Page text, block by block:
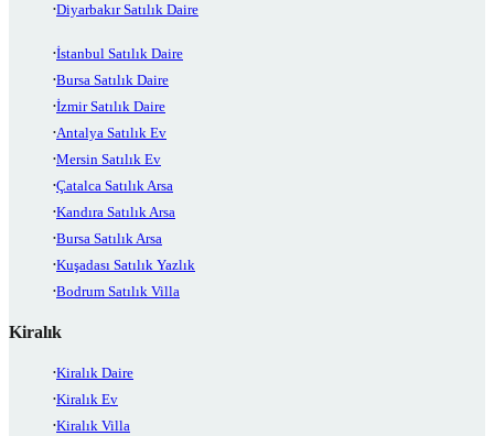
Diyarbakır Satılık Daire
İstanbul Satılık Daire
Bursa Satılık Daire
İzmir Satılık Daire
Antalya Satılık Ev
Mersin Satılık Ev
Çatalca Satılık Arsa
Kandıra Satılık Arsa
Bursa Satılık Arsa
Kuşadası Satılık Yazlık
Bodrum Satılık Villa
Kiralık
Kiralık Daire
Kiralık Ev
Kiralık Villa